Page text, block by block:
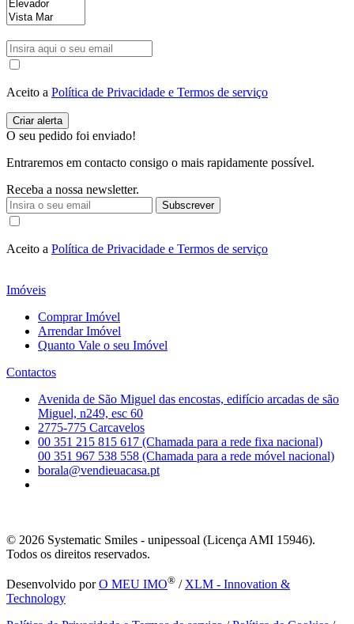
Aceito a Política de Privacidade e Termos de serviço
O seu pedido foi enviado!
Entraremos em contacto consigo o mais rapidamente possível.
Receba a nossa newsletter.
Subscrever
Aceito a Política de Privacidade e Termos de serviço
Imóveis
Comprar Imóvel
Arrendar Imóvel
Quanto Vale o seu Imóvel
Contactos
Avenida de São Miguel das encostas, edifício arcadas de são
Miguel, n249, esc 60
2775-775 Carcavelos
00 351 215 815 617 (Chamada para a rede fixa nacional)
00 351 967 538 558 (Chamada para a rede móvel nacional)
borala@vendieuacasa.pt
© 2026 Systematic Smiles - unipessoal (Licença AMI 15946).
Todos os direitos reservados.
Desenvolvido porO MEU IMO® / XLM - Innovation &
Technology